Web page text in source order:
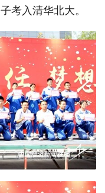
考入清华北大。